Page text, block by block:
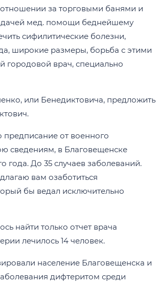
за торговыми банями и
мед. помощи беднейшему
сифилитические болезни,
широкие размеры, борьба с этими
городовой врач, специально
или Бенедиктовича, предложить
предписание от военного
сведениям, в Благовещенске
До 35 случаев заболеваний.
вам озаботиться
бы ведал исключительно
найти только отчет врача
лечилось 14 человек.
население Благовещенска и
дифтеритом среди